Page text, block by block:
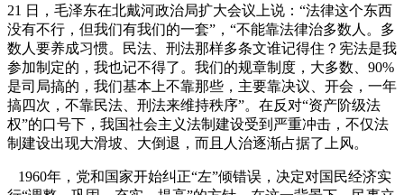
21 日，毛泽东在北戴河政治局扩大会议上说：“法律这个东西
没有不行，但我们有我们的一套”，“不能靠法律治多数人。多
数人要养成习惯。民法、刑法那样多条文谁记得住？宪法是我
参加制定的，我也记不得了。我们的规章制度，大多数、 90%
是司局搞的，我们基本上不靠那些，主要靠决议、开会，一年
搞四次，不靠民法、刑法来维持秩序”。在反对“资产阶级法
权”的口号下，我国社会主义法制建设受到严重冲击，不仅法
制建设出现大滑坡、大倒退，而且人治逐渐占据了上风。
1960年，党和国家开始纠正“左”倾错误，决定对国民经济实